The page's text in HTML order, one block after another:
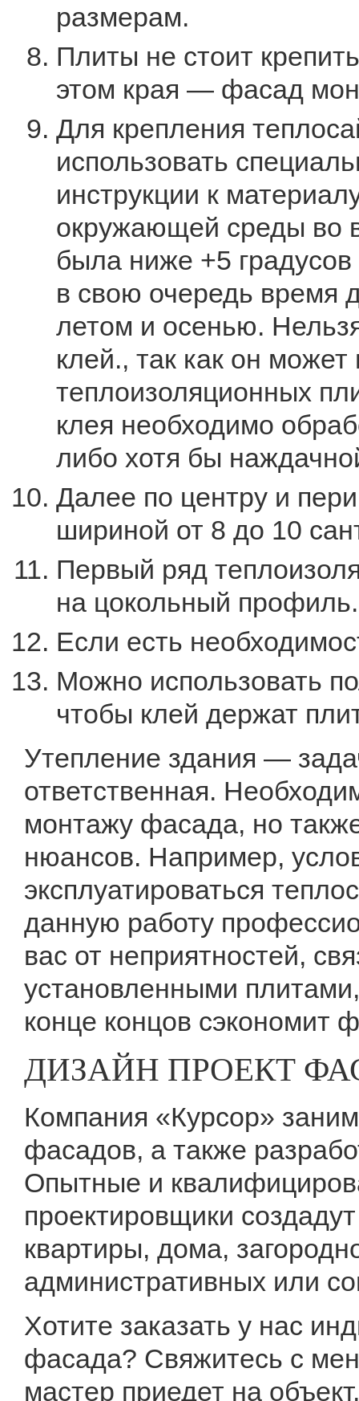
размерам.
Плиты не стоит
этом края — фасад
Для крепления
использовать
инструкции к
окружающей среды во
была ниже +5
в свою очередь
летом и осенью.
клей., так как он
теплоизоляционных
клея необходимо
либо хотя бы
Далее по центру и
шириной от 8 до 10
Первый ряд
на цокольный
Если есть
Можно использовать
чтобы клей держат
Утепление здания —
ответственная.
монтажу фасада, но
нюансов. Например,
эксплуатироваться
данную работу
вас от неприятностей,
установленными
конце концов сэкономит
ДИЗАЙН ПРОЕКТ
Компания «Курсор»
фасадов, а также
Опытные и
проектировщики
квартиры, дома,
административных или
Хотите заказать у нас
фасада? Свяжитесь с
мастер приедет на